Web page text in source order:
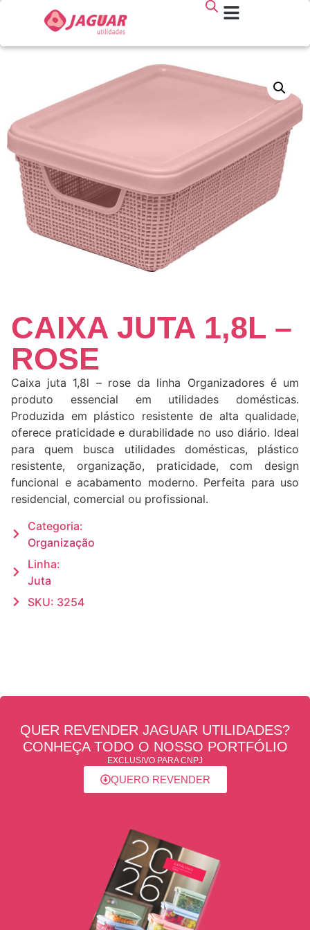
CAIXA JUTA 1,8L –
ROSE
Caixa juta 1,8l – rose da linha Organizadores é um
produto essencial em utilidades domésticas.
Produzida em plástico resistente de alta qualidade,
oferece praticidade e durabilidade no uso diário. Ideal
para quem busca utilidades domésticas, plástico
resistente, organização, praticidade, com design
funcional e acabamento moderno. Perfeita para uso
residencial, comercial ou profissional.
Categoria:
Organização
Linha:
Juta
SKU: 3254
QUER REVENDER JAGUAR UTILIDADES?
CONHEÇA TODO O NOSSO PORTFÓLIO
EXCLUSIVO PARA CNPJ
QUERO REVENDER